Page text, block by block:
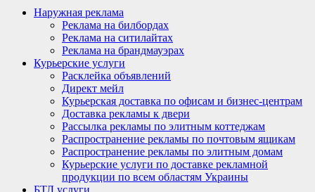
Наружная реклама
Реклама на билбордах
Реклама на ситилайтах
Реклама на брандмауэрах
Курьерские услуги
Расклейка объявлений
Директ мейл
Курьерская доставка по офисам и бизнес-центрам
Доставка рекламы к двери
Рассылка рекламы по элитным коттеджам
Распространение рекламы по почтовым ящикам
Распространение рекламы по элитным домам
Курьерские услуги по доставке рекламной
продукции по всем областям Украины
БТЛ услуги